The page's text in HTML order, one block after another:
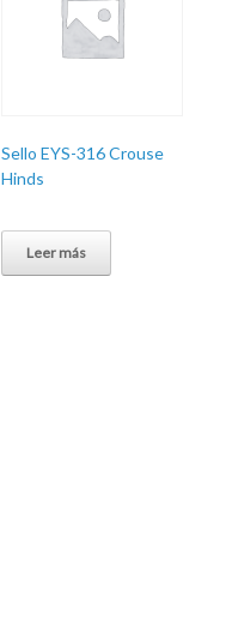
Sello EYS-316 Crouse
Hinds
Leer más